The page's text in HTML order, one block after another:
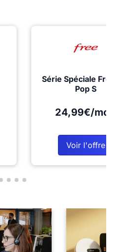
Série Spéciale
Pop S
24,99€/
Voir l'offre